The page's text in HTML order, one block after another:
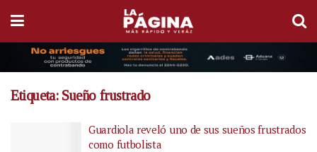
Etiqueta: Sueño frustrado
Guardiola reveló uno de sus sueños frustrados
como futbolista